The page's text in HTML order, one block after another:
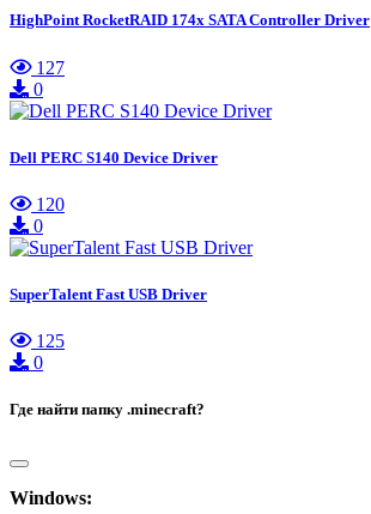
HighPoint RocketRAID 174x SATA Controller Driver
127
0
Dell PERC S140 Device Driver
120
0
SuperTalent Fast USB Driver
125
0
Где найти папку .minecraft?
Windows: